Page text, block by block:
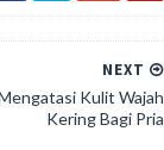
NEXT
Kulit Wajah
Kering Bagi Pria